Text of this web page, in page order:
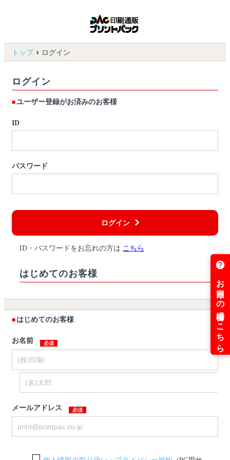
トップ ログイン
ログイン
ユーザー登録がお済みのお客様
ID
パスワード
ログイン
ID・パスワードをお忘れの方は こちら
はじめてのお客様
はじめてのお客様
お名前
メールアドレス